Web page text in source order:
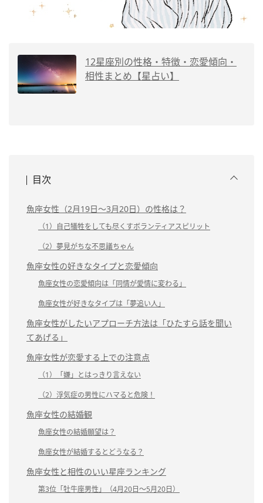
12星座別の性格・特徴・恋愛傾向・
相性まとめ【星占い】
目次
魚座女性（2月19日～3月20日）の性格は？
（1）自己犠牲をしても尽くすボランティアスピリット
（2）夢見がちな不思議ちゃん
魚座女性の好きなタイプと恋愛傾向
魚座女性の恋愛傾向は「同情が愛情に変わる」
魚座女性が好きなタイプは「夢追い人」
魚座女性がしたいアプローチ方法は「ひたすら話を聞い
てあげる」
魚座女性が恋愛する上での注意点
（1）「嫌」とはっきり言えない
（2）浮気症の男性にハマると危険！
魚座女性の結婚観
魚座女性の結婚願望は？
魚座女性が結婚するとどうなる？
魚座女性と相性のいい星座ランキング
第3位「牡牛座男性」（4月20日～5月20日）